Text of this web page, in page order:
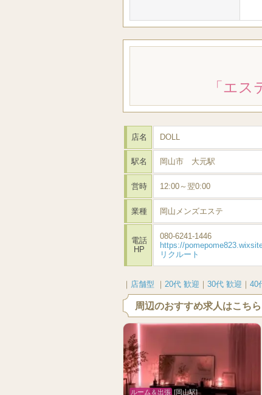
「エス
店名 DOLL
駅名 岡山市 大元駅
営時 12:00～翌0:00
業種 岡山メンズエステ
電話
HP
080-6241-1446
https://
リクルート
｜ 店舗型 ｜ 20代 歓迎 ｜ 30代 歓迎 ｜ 40
周辺のおすすめ求人はこちら
ルーム＆出張 [岡山駅]